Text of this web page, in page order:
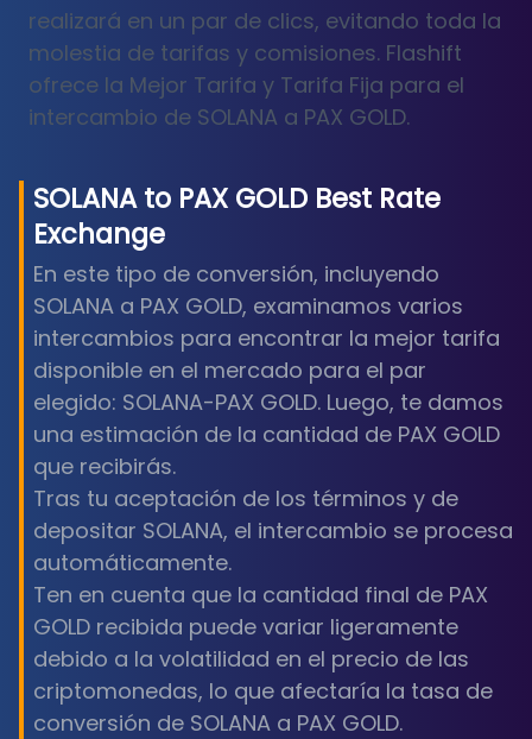
realizará en un par de clics, evitando toda la
molestia de tarifas y comisiones. Flashift
ofrece la Mejor Tarifa y Tarifa Fija para el
intercambio de SOLANA a PAX GOLD.
SOLANAto PAX GOLD Best Rate
Exchange
En este tipo de conversión, incluyendo
SOLANA a PAX GOLD, examinamos varios
intercambios para encontrar la mejor tarifa
disponible en el mercado para el par
elegido: SOLANA-PAX GOLD. Luego, te damos
una estimación de la cantidad de PAX GOLD
que recibirás.
Tras tu aceptación de los términos y de
depositar SOLANA, el intercambio se procesa
automáticamente.
Ten en cuenta que la cantidad final de PAX
GOLD recibida puede variar ligeramente
debido a la volatilidad en el precio de las
criptomonedas, lo que afectaría la tasa de
conversión de SOLANA a PAX GOLD.